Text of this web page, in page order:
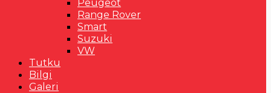
Peugeot
Range Rover
Smart
Suzuki
VW
Tutku
Bilgi
Galeri